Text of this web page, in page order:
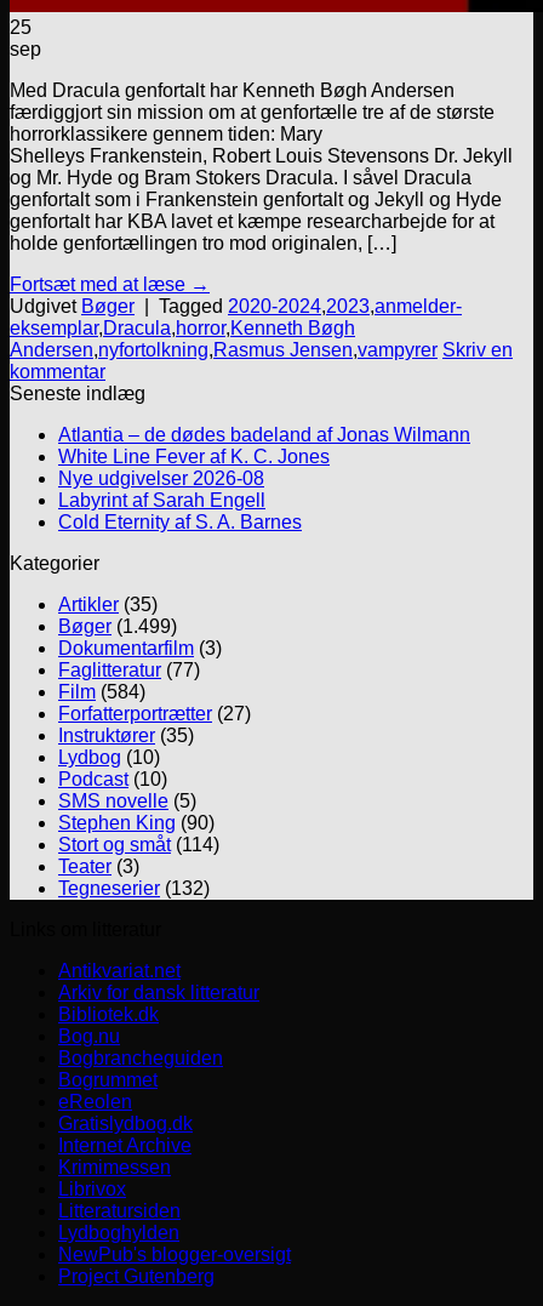
25
sep
Med Dracula genfortalt har Kenneth Bøgh Andersen
færdiggjort sin mission om at genfortælle tre af de største
horrorklassikere gennem tiden: Mary
Shelleys Frankenstein, Robert Louis Stevensons Dr. Jekyll
og Mr. Hyde og Bram Stokers Dracula. I såvel Dracula
genfortalt som i Frankenstein genfortalt og Jekyll og Hyde
genfortalt har KBA lavet et kæmpe researcharbejde for at
holde genfortællingen tro mod originalen, […]
Fortsæt med at læse →
Udgivet Bøger Tagged 2020-2024,2023,anmelder-
eksemplar,Dracula,horror,Kenneth Bøgh
Andersen,nyfortolkning,Rasmus Jensen,vampyrer Skriv en
kommentar
Seneste indlæg
Atlantia – de dødes badeland af Jonas Wilmann
White Line Fever af K. C. Jones
Nye udgivelser 2026-08
Labyrint af Sarah Engell
Cold Eternity af S. A. Barnes
Kategorier
Artikler (35)
Bøger (1.499)
Dokumentarfilm (3)
Faglitteratur (77)
Film (584)
Forfatterportrætter (27)
Instruktører (35)
Lydbog (10)
Podcast(10)
SMS novelle (5)
Stephen King (90)
Stort og småt(114)
Teater (3)
Tegneserier (132)
Antikvariat.net
Arkiv for dansk litteratur
Bibliotek.dk
Bog.nu
Bogbrancheguiden
Bogrummet
eReolen
Gratislydbog.dk
Internet Archive
Krimimessen
Librivox
Litteratursiden
Lydboghylden
NewPub's blogger-oversigt
Project Gutenberg